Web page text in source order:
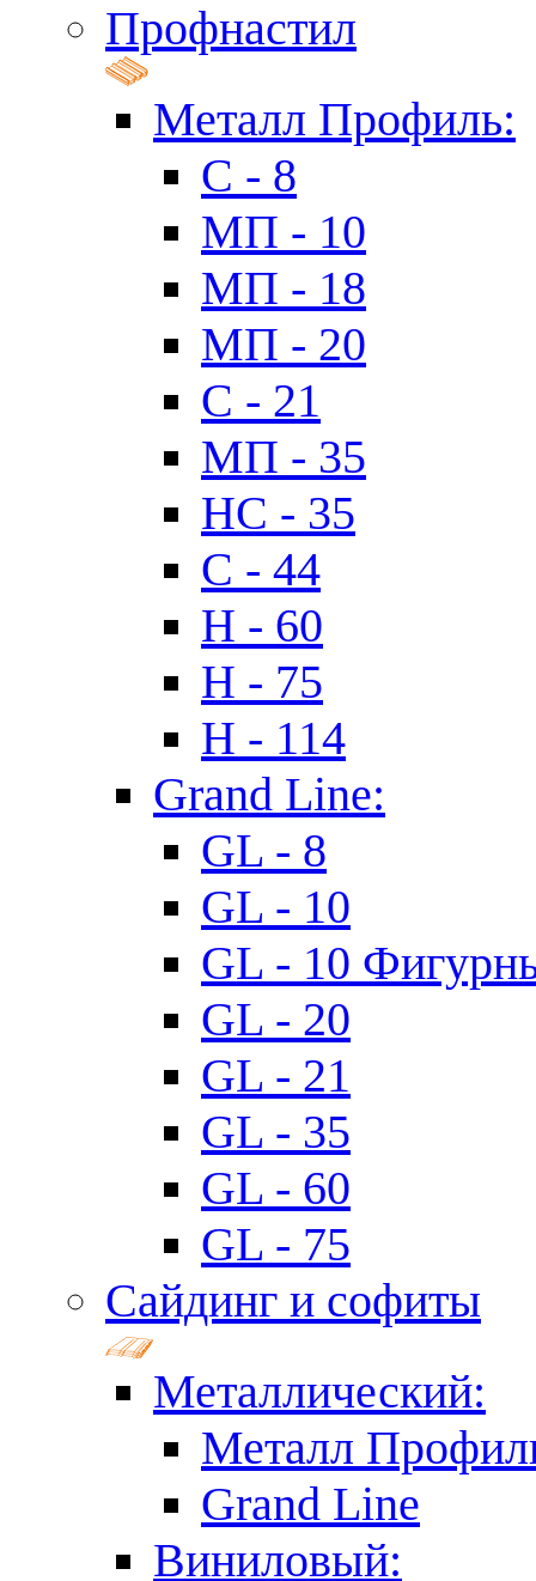
Профнастил
Металл Профиль:
C - 8
МП - 10
МП - 18
МП - 20
C - 21
МП - 35
HC - 35
C - 44
H - 60
H - 75
H - 114
Grand Line:
GL - 8
GL - 10
GL - 10
GL - 20
GL - 21
GL - 35
GL - 60
GL - 75
Сайдинг и софиты
Металлический:
Металл
Grand Line
Виниловый: